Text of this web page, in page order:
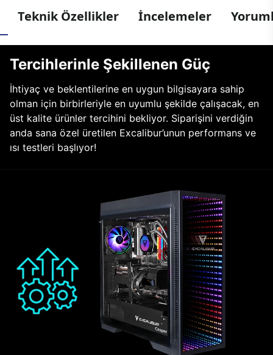
Teknik Özellikler İncelemeler
Tercihlerinle Şekillenen Güç
İhtiyaç ve beklentilerine en uygun bilgisayara sahip
olman için birbirleriyle en uyumlu şekilde çalışacak, en
üst kalite ürünler tercihini bekliyor. Siparişini verdiğin
anda sana özel üretilen Excalibur’unun performans ve
ısı testleri başlıyor!